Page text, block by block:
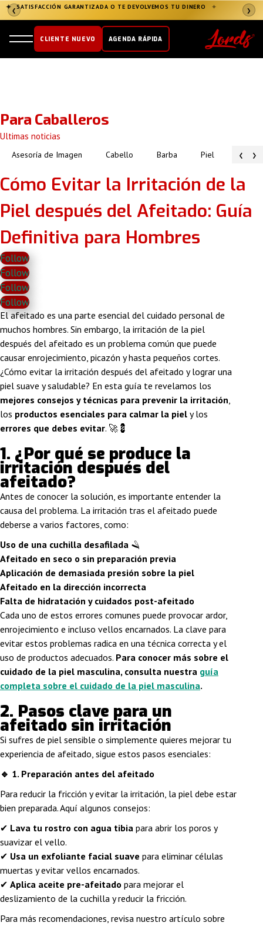
❮ ❯
✦ SATISFACCIÓN GARANTIZADA O TE DEVOLVEMOS TU DINERO ✦
CLIENTE NUEVO AGENDA RÁPIDA
Para Caballeros
Ultimas noticias
‹
Asesoría de Imagen Cabello Barba Piel ›
Cómo Evitar la Irritación de la
Piel después del Afeitado: Guía
Definitiva para Hombres
Follow
Follow
Follow
Follow
El afeitado es una parte esencial del cuidado personal de
muchos hombres. Sin embargo, la irritación de la piel
después del afeitado es un problema común que puede
causar enrojecimiento, picazón y hasta pequeños cortes.
¿Cómo evitar la irritación después del afeitado y lograr una
piel suave y saludable? En esta guía te revelamos los
mejores consejos y técnicas para prevenir la irritación,
los productos esenciales para calmar la piel y los
errores que debes evitar. 🚀💈
1. ¿Por qué se produce la
irritación después del
afeitado?
Antes de conocer la solución, es importante entender la
causa del problema. La irritación tras el afeitado puede
deberse a varios factores, como:
Uso de una cuchilla desafilada 🪒
Afeitado en seco o sin preparación previa
Aplicación de demasiada presión sobre la piel
Afeitado en la dirección incorrecta
Falta de hidratación y cuidados post-afeitado
Cada uno de estos errores comunes puede provocar ardor,
enrojecimiento e incluso vellos encarnados. La clave para
evitar estos problemas radica en una técnica correcta y el
uso de productos adecuados. Para conocer más sobre el
cuidado de la piel masculina, consulta nuestra guía
completa sobre el cuidado de la piel masculina.
2. Pasos clave para un
afeitado sin irritación
Si sufres de piel sensible o simplemente quieres mejorar tu
experiencia de afeitado, sigue estos pasos esenciales:
🔹 1. Preparación antes del afeitado
Para reducir la fricción y evitar la irritación, la piel debe estar
bien preparada. Aquí algunos consejos:
✔ Lava tu rostro con agua tibia para abrir los poros y
suavizar el vello.
✔ Usa un exfoliante facial suave para eliminar células
muertas y evitar vellos encarnados.
✔ Aplica aceite pre-afeitado para mejorar el
deslizamiento de la cuchilla y reducir la fricción.
Para más recomendaciones, revisa nuestro artículo sobre